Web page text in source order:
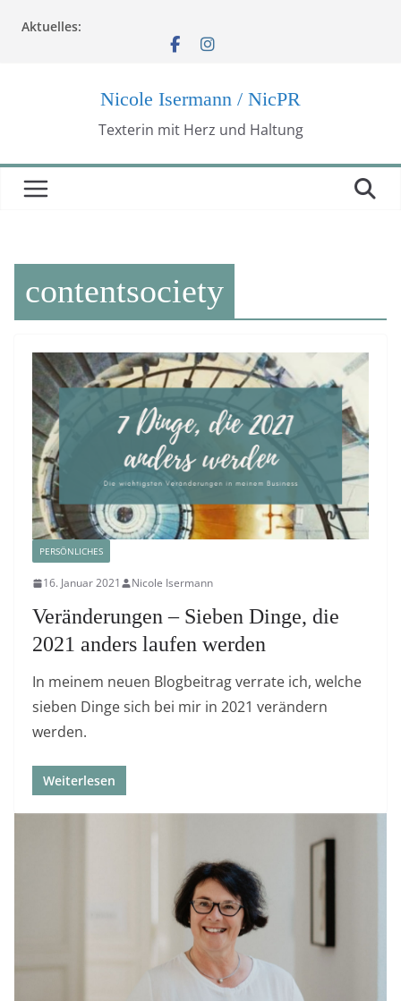
Inhalt
Aktuelles:
Nicole Isermann / NicPR
Texterin mit Herz und Haltung
contentsociety
PERSÖNLICHES
16. Januar 2021 Nicole Isermann
Veränderungen – Sieben Dinge, die
2021 anders laufen werden
In meinem neuen Blogbeitrag verrate ich, welche
sieben Dinge sich bei mir in 2021 verändern
werden.
Weiterlesen